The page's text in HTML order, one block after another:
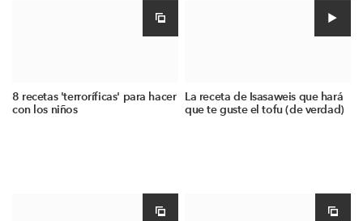
8 recetas 'terroríficas' para hacer
con los niños
La receta de Isasaweis que hará
que te guste el tofu (de verdad)